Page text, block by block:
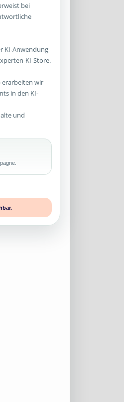
bei
KI-Anwendung
KI-Store.
erarbeiten wir
in den KI-
und